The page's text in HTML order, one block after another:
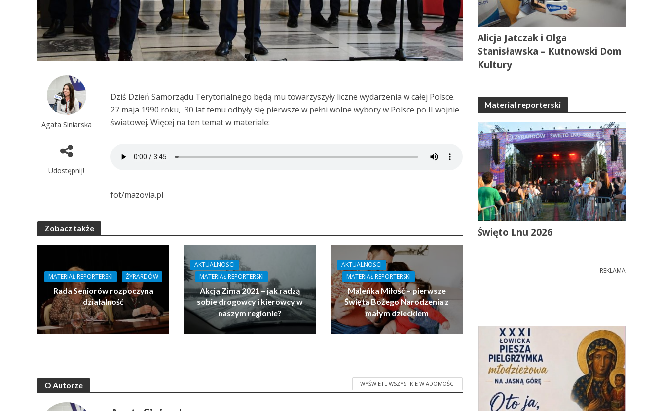
Agata Siniarska
Udostępnij!
Dziś Dzień Samorządu Terytorialnego będą mu towarzyszyły liczne wydarzenia w całej Polsce.
27 maja 1990 roku, 30 lat temu odbyły się pierwsze w pełni wolne wybory w Polsce po II wojnie
światowej. Więcej na ten temat w materiale:
fot/mazovia.pl
Zobacz także
MATERIAŁ REPORTERSKI ŻYRARDÓW
Rada Seniorów rozpoczyna
działalność
AKTUALNOŚCI
MATERIAŁ REPORTERSKI
Akcja Zima 2021 – jak radzą
sobie drogowcy i kierowcy w
naszym regionie?
AKTUALNOŚCI
MATERIAŁ REPORTERSKI
Maleńka Miłość – pierwsze
Święta Bożego Narodzenia z
małym dzieckiem
O Autorze WYŚWIETL WSZYSTKIE WIADOMOŚCI
Alicja Jatczak i Olga
Stanisławska – Kutnowski Dom
Kultury
Materiał reporterski
Święto Lnu 2026
REKLAMA